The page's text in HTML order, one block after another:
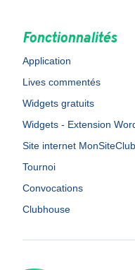
Fonctionnalités
Application
Lives commentés
Widgets gratuits
Widgets - Extension
Site internet MonSiteClub
Tournoi
Convocations
Clubhouse